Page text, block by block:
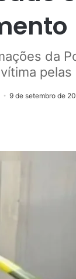
da
9 de setembro de